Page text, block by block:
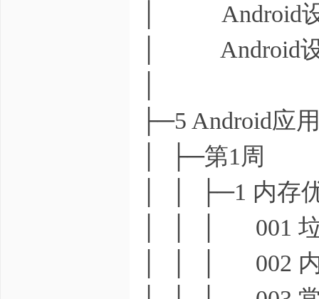
│ Android设
│ Android设
├─5 Android应
│ ├─第1周
│ │ ├─1 内存
│ │ │ 001 垃
│ │ │ 002 内